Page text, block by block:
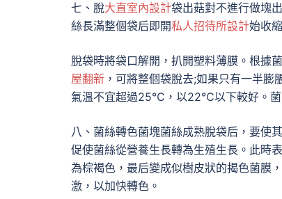
七、脫大直室內設計袋出菇對不進行做塊
絲長滿整個袋后即開私人招待所設計始收
脫袋時將袋口解開，扒開塑料薄膜。根據
屋翻新 ，可將整個袋脫去;如果只有一半
氣溫不宜超過25℃，以22℃以下較好。菌
八、菌絲轉色菌塊菌絲成熟脫袋后，要使
促使菌絲從營養生長轉為生殖生長。此時
為棕褐色，最后變成似樹皮狀的揭色菌膜
激，以加快轉色。